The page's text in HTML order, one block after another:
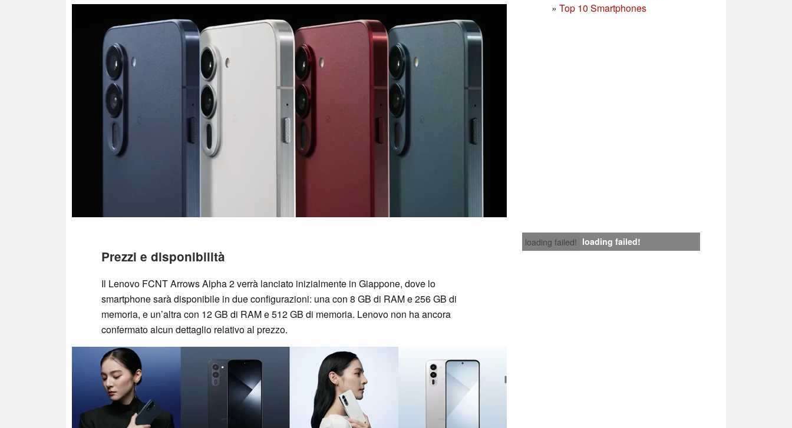
» Top 10 Smartphones
loading failed! loading failed!
Prezzi e disponibilità
Il Lenovo FCNT Arrows Alpha 2 verrà lanciato inizialmente in Giappone, dove lo
smartphone sarà disponibile in due configurazioni: una con 8 GB di RAM e 256 GB di
memoria, e un’altra con 12 GB di RAM e 512 GB di memoria. Lenovo non ha ancora
confermato alcun dettaglio relativo al prezzo.